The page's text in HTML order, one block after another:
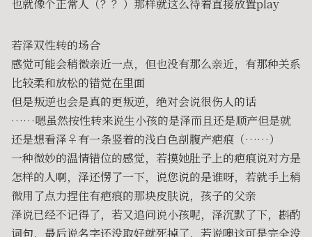
也就像个正常人（？？）那样就这么待着直接放置play
若泽双性转的场合
感觉可能会稍微亲近一点，但也没有那么亲近，有那种关系
比较柔和放松的错觉在里面
但是叛逆也会是真的更叛逆，绝对会说很伤人的话
……嗯虽然按性转来说生小孩的是泽而且还是顺产但是就
还是想看泽♀有一条竖着的浅白色剖腹产疤痕（……）
一种微妙的温情错位的感觉，若摸她肚子上的疤痕说对方是
怎样的人啊，泽还愣了一下，说您说的是谁呀，若就手上稍
微用了点力捏住有疤痕的那块皮肤说，孩子的父亲
泽说已经不记得了，若又追问说小孩呢，泽沉默了下，斟酌
词句，最后说名字还没取好就死掉了，若说噢这可是完全没